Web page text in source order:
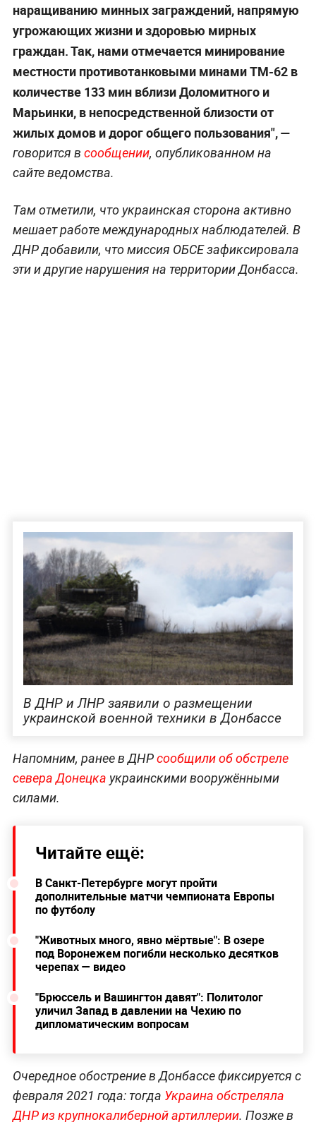
наращиванию минных заграждений, напрямую
угрожающих жизни и здоровью мирных
граждан. Так, нами отмечается минирование
местности противотанковыми минами TM-62 в
количестве 133 мин вблизи Доломитного и
Марьинки, в непосредственной близости от
жилых домов и дорог общего пользования", —
говорится в сообщении, опубликованном на
сайте ведомства.
Там отметили, что украинская сторона активно
мешает работе международных наблюдателей. В
ДНР добавили, что миссия ОБСЕ зафиксировала
эти и другие нарушения на территории Донбасса.
В ДНР и ЛНР заявили о размещении
украинской военной техники в Донбассе
Напомним, ранее в ДНРсообщили об обстреле
севера Донецка украинскими вооружёнными
силами.
Читайте ещё:
В Санкт-Петербурге могут пройти
дополнительные матчи чемпионата Европы
по футболу
"Животных много, явно мёртвые": В озере
под Воронежем погибли несколько десятков
черепах — видео
"Брюссель и Вашингтон давят": Политолог
уличил Запад в давлении на Чехию по
дипломатическим вопросам
Очередное обострение в Донбассе фиксируется с
февраля 2021 года: тогда Украина обстреляла
ДНР из крупнокалиберной артиллерии. Позже в